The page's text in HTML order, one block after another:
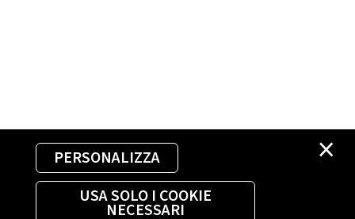
×
PERSONALIZZA
USA SOLO I COOKIE
NECESSARI